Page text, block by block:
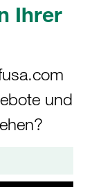
Ihrer
und
Gr.
gerippt,
kurz